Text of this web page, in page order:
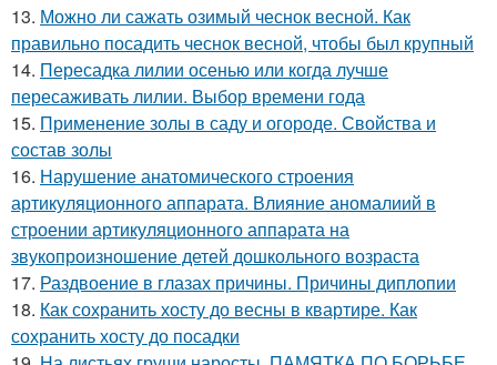
13. Можно ли сажать озимый чеснок весной. Как
правильно посадить чеснок весной, чтобы был крупный
14. Пересадка лилии осенью или когда лучше
пересаживать лилии. Выбор времени года
15. Применение золы в саду и огороде. Свойства и
состав золы
16. Нарушение анатомического строения
артикуляционного аппарата. Влияние аномалиий в
строении артикуляционного аппарата на
звукопроизношение детей дошкольного возраста
17. Раздвоение в глазах причины. Причины диплопии
18. Как сохранить хосту до весны в квартире. Как
сохранить хосту до посадки